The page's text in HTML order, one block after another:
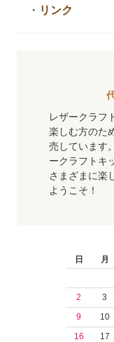
・ リンク
レザークラフ
楽しむ方のた
売しています
ークラフトキ
さまざまに楽
ようこそ！
日
月
2
3
9
10
16
17